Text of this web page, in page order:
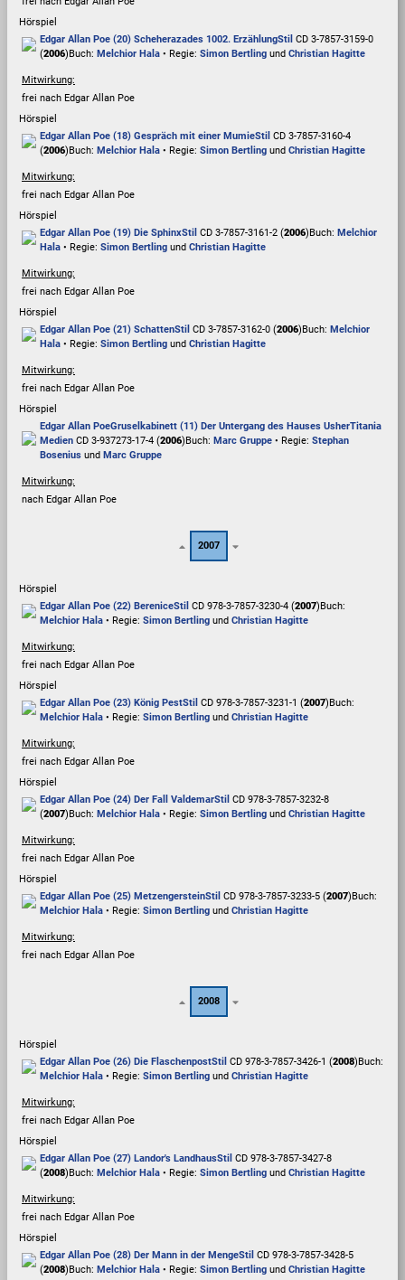
Hörspiel
Edgar Allan Poe (20) Scheherazades 1002. ErzählungStil CD 3-7857-3159-0
(2006) Buch: Melchior Hala • Regie: Simon Bertling und Christian Hagitte
Mitwirkung:
frei nach Edgar Allan Poe
Hörspiel
Edgar Allan Poe (18) Gespräch mit einer MumieStil CD 3-7857-3160-4
(2006) Buch: Melchior Hala • Regie: Simon Bertling und Christian Hagitte
Mitwirkung:
frei nach Edgar Allan Poe
Hörspiel
Edgar Allan Poe (19) Die SphinxStil CD 3-7857-3161-2 (2006) Buch: Melchior
Hala • Regie: Simon Bertling und Christian Hagitte
Mitwirkung:
frei nach Edgar Allan Poe
Hörspiel
Edgar Allan Poe (21) SchattenStil CD 3-7857-3162-0 (2006) Buch: Melchior
Hala • Regie: Simon Bertling und Christian Hagitte
Mitwirkung:
frei nach Edgar Allan Poe
Hörspiel
Edgar Allan PoeGruselkabinett (11) Der Untergang des Hauses UsherTitania
Medien CD 3-937273-17-4 (2006) Buch: Marc Gruppe • Regie: Stephan
Bosenius und Marc Gruppe
Mitwirkung:
nach Edgar Allan Poe
2007
Hörspiel
Edgar Allan Poe (22) BereniceStil CD 978-3-7857-3230-4 (2007) Buch:
Melchior Hala • Regie: Simon Bertling und Christian Hagitte
Mitwirkung:
frei nach Edgar Allan Poe
Hörspiel
Edgar Allan Poe (23) König PestStil CD 978-3-7857-3231-1 (2007) Buch:
Melchior Hala • Regie: Simon Bertling und Christian Hagitte
Mitwirkung:
frei nach Edgar Allan Poe
Hörspiel
Edgar Allan Poe (24) Der Fall ValdemarStil CD 978-3-7857-3232-8
(2007) Buch: Melchior Hala • Regie: Simon Bertling und Christian Hagitte
Mitwirkung:
frei nach Edgar Allan Poe
Hörspiel
Edgar Allan Poe (25) MetzengersteinStil CD 978-3-7857-3233-5 (2007) Buch:
Melchior Hala • Regie: Simon Bertling und Christian Hagitte
Mitwirkung:
frei nach Edgar Allan Poe
2008
Hörspiel
Edgar Allan Poe (26) Die FlaschenpostStil CD 978-3-7857-3426-1 (2008) Buch:
Melchior Hala • Regie: Simon Bertling und Christian Hagitte
Mitwirkung:
frei nach Edgar Allan Poe
Hörspiel
Edgar Allan Poe (27) Landor's LandhausStil CD 978-3-7857-3427-8
(2008) Buch: Melchior Hala • Regie: Simon Bertling und Christian Hagitte
Mitwirkung:
frei nach Edgar Allan Poe
Hörspiel
Edgar Allan Poe (28) Der Mann in der MengeStil CD 978-3-7857-3428-5
(2008) Buch: Melchior Hala • Regie: Simon Bertling und Christian Hagitte